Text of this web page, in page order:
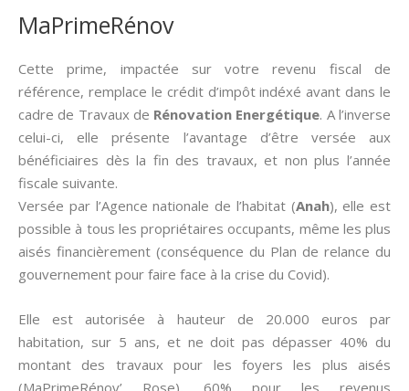
MaPrimeRénov
Cette prime, impactée sur votre revenu fiscal de
référence, remplace le crédit d’impôt indéxé avant dans le
cadre de Travaux de Rénovation Energétique. A l’inverse
celui-ci, elle présente l’avantage d’être versée aux
bénéficiaires dès la fin des travaux, et non plus l’année
fiscale suivante.
Versée par l’Agence nationale de l’habitat (Anah), elle est
possible à tous les propriétaires occupants, même les plus
aisés financièrement (conséquence du Plan de relance du
gouvernement pour faire face à la crise du Covid).
Elle est autorisée à hauteur de 20.000 euros par
habitation, sur 5 ans, et ne doit pas dépasser 40% du
montant des travaux pour les foyers les plus aisés
(MaPrimeRénov’ Rose), 60% pour les revenus